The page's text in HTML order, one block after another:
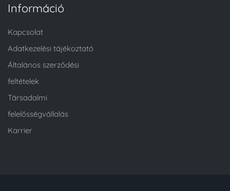
Információ
Kapcsolat
Adatkezelési tájékoztató
Általános szerződési
feltételek
Társadalmi
felelősségvállalás
Karrier